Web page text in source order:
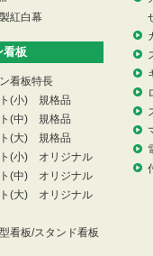
紅白幕
看板
看板特長
(小) 規格品
(中) 規格品
(大) 規格品
(小) オリジナル
(中) オリジナル
(大) オリジナル
看板/スタンド看板